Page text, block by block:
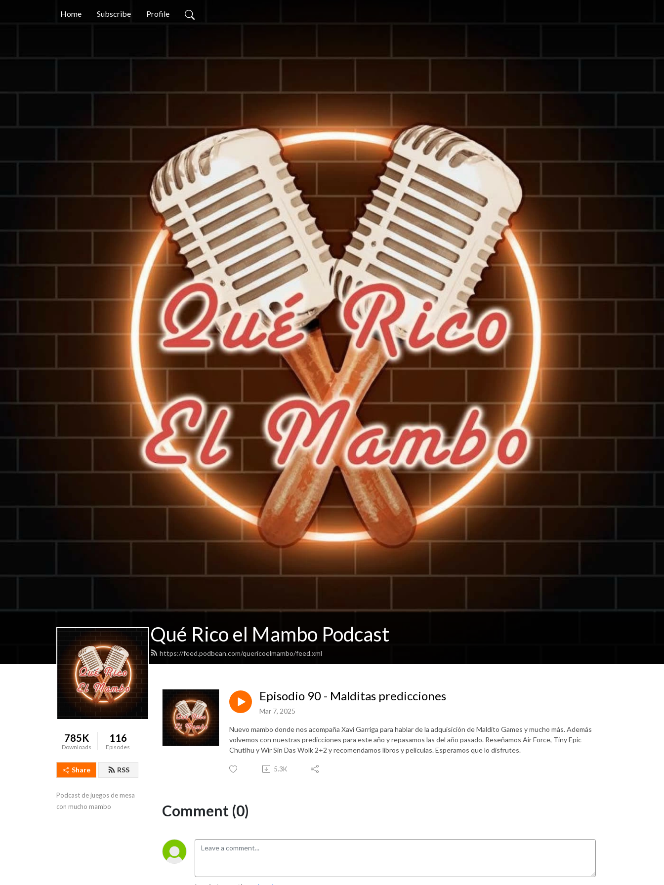
Home Subscribe Profile
Qué Rico el Mambo Podcast
https://feed.podbean.com/quericoelmambo/feed.xml
785K
Downloads
116
Episodes
Share RSS
Podcast de juegos de mesa
con mucho mambo
Episodio 90 - Malditas predicciones
Mar 7, 2025
Nuevo mambo donde nos acompaña Xavi Garriga para hablar de la adquisición de Maldito Games y mucho más. Además
volvemos con nuestras predicciones para este año y repasamos las del año pasado. Reseñamos Air Force, Tiny Epic
Chutlhu y Wir Sin Das Wolk 2+2 y recomendamos libros y películas. Esperamos que lo disfrutes.
5.3K
Comment (0)